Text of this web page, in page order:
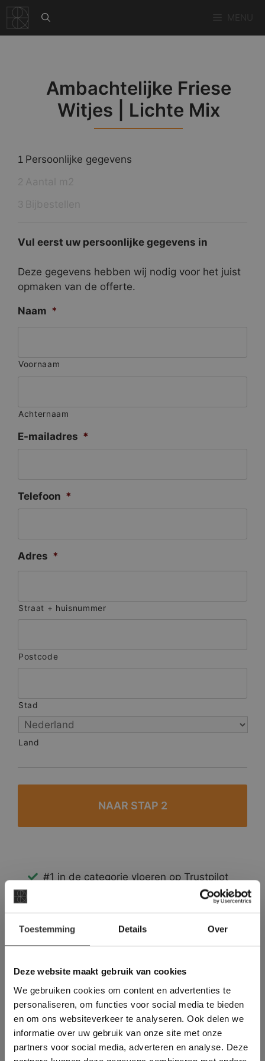
Toestemming Details Over
Deze website maakt gebruik van cookies
We gebruiken cookies om content en advertenties te
personaliseren, om functies voor social media te bieden
en om ons websiteverkeer te analyseren. Ook delen we
informatie over uw gebruik van onze site met onze
partners voor social media, adverteren en analyse. Deze
naar
de
Ambachtelijke Friese
Witjes | Lichte Mix
1 Persoonlijke gegevens
Vul eerst uw persoonlijke gegevens in
Deze gegevens hebben wij nodig voor het juist
opmaken van de offerte.
Naam *
Voornaam
Achternaam
E-mailadres *
Telefoon *
Adres *
Straat + huisnummer
Postcode
Stad
Land
#1 in de categorie vloeren op Trustpilot
Binnen 24 uur een passende offerte
Meer dan 500 m2 showroom
Deze website maakt
gebruik van cookies.
This Cookie Banner was deleted and is no
longer working. Please contact the website
administrator.
Deze website gebruikt cookies om de
gebruikerservaring te verbeteren. Door
gebruik te maken van onze website geeft u
toestemming voor alle cookies in
overeenstemming met ons cookiebeleid.Lees
verder